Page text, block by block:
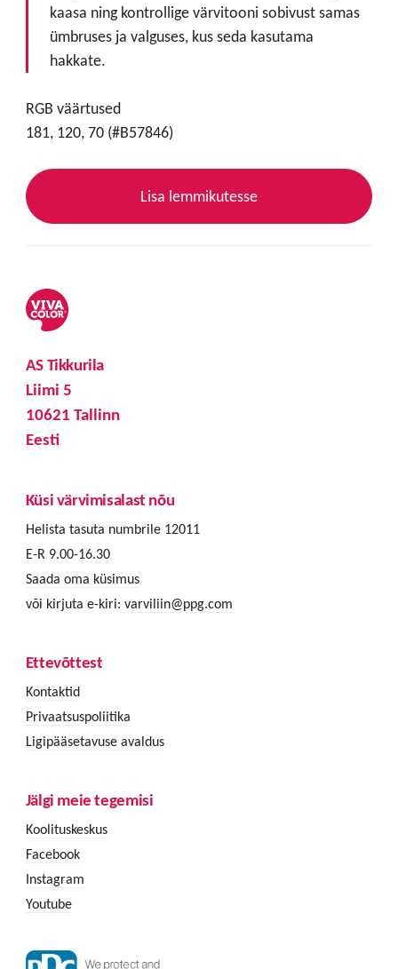
kaasa ning kontrollige värvitooni sobivust samas
ümbruses ja valguses, kus seda kasutama
hakkate.
RGB väärtused
181, 120, 70 (#B57846)
Lisa lemmikutesse
AS Tikkurila
Liimi 5
10621 Tallinn
Eesti
Küsi värvimisalast nõu
Helista tasuta numbrile 12011
E-R 9.00-16.30
Saada oma küsimus
või kirjuta e-kiri: varviliin@ppg.com
Ettevõttest
Kontaktid
Privaatsuspoliitika
Ligipääsetavuse avaldus
Jälgi meie tegemisi
Koolituskeskus
Facebook
Instagram
Youtube